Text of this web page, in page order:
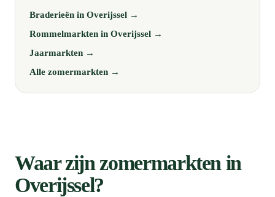
Braderieën in Overijssel →
Rommelmarkten in Overijssel →
Jaarmarkten →
Alle zomermarkten →
Waar zijn zomermarkten in
Overijssel?